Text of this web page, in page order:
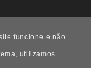
funcione e não
utilizamos